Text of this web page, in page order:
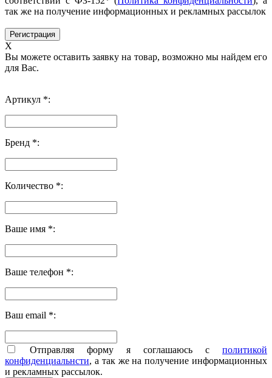
так же на получение информационных и рекламных рассылок
X
Вы можете оставить заявку на товар, возможно мы найдем его
для Вас.
Артикул *:
Бренд *:
Количество *:
Ваше имя *:
Ваше телефон *:
Ваш email *:
Отправляя форму я соглашаюсь с политикой
конфиденциальнсти, а так же на получение информационных
и рекламных рассылок.